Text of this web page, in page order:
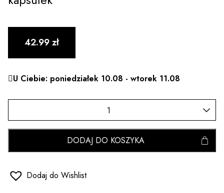
42.99zł
U Ciebie: poniedziałek 10.08 - wtorek 11.08
DODAJ DO KOSZYKA
Dodaj do Wishlist